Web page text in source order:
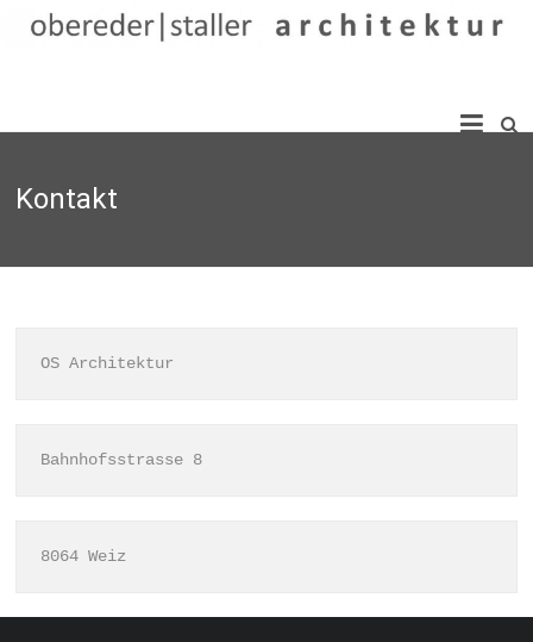
staller
architektur
Kontakt
OS Architektur
Bahnhofsstrasse 8
8064 Weiz